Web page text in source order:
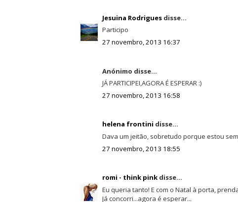
Jesuina Rodriguesdisse...
Participo
27 novembro, 2013 16:37
Anónimo disse...
JÁ PARTICIPEI,AGORA É ESPERAR :)
27 novembro, 2013 16:58
helena frontini disse...
Dava um jeitão, sobretudo porque estou
27 novembro, 2013 18:55
romi - think pinkdisse...
Eu queria tanto! E com o Natal à porta,
Já concorri...agora é esperar...